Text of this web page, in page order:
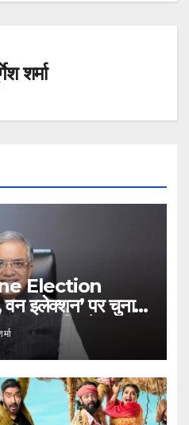
शर्मा
Election
इलेक्शन’ पर चुनाव
समय मिलने पर
संभव